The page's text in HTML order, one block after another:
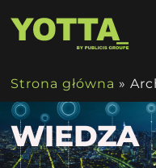
Strona główna »
WIEDZA